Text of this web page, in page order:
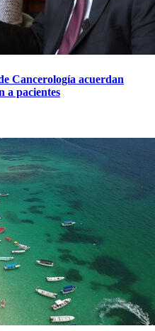
Cancerología acuerdan
a pacientes